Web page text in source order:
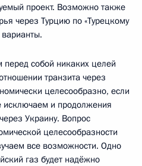
проект. Возможно также
через Турцию по «Турецкому
перед собой никаких целей
транзита через
целесообразно, если
исключаем и продолжения
Украину. Вопрос
целесообразности
все возможности. Одно
газ будет надёжно